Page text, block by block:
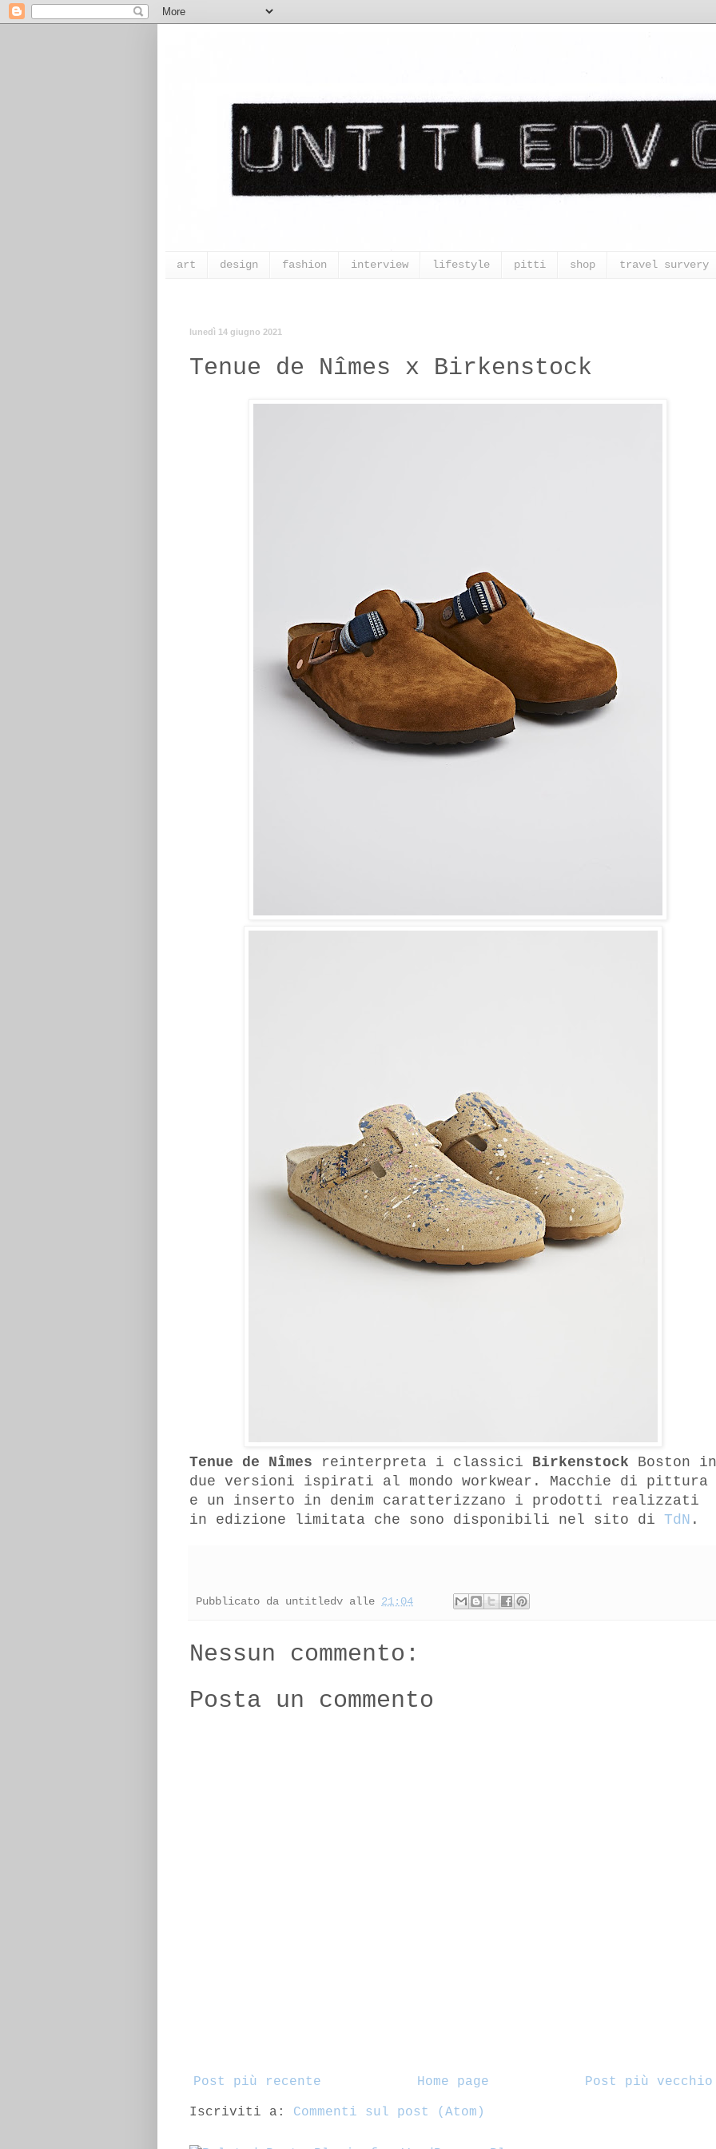
art design fashion interview lifestyle pitti shop travel survery
lunedì 14 giugno 2021
Tenue de Nîmes x Birkenstock
Tenue de Nîmes reinterpreta i classici Birkenstock Boston in
due versioni ispirati al mondo workwear. Macchie di pittura
e un inserto in denim caratterizzano i prodotti realizzati
in edizione limitata che sono disponibili nel sito di TdN .
Pubblicato da untitledv alle 21:04
Nessun commento:
Posta un commento
Post più recente Post più vecchio
Home page
Iscriviti a: Commenti sul post (Atom)